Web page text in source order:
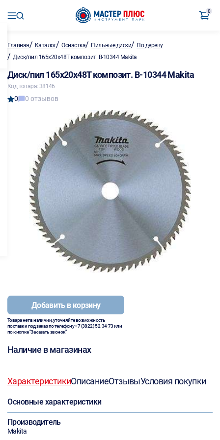
0
Главная/ Каталог/Оснастка/ Пильные диски/ По дереву
/ Диск/пил 165х20х48Т композит. В-10344 Makita
Диск/пил 165х20х48Т композит. В-10344 Makita
Код товара: 38146
0 0 отзывов
Добавить в корзину
Товара нет в наличии, уточняйте возможность
поставки под заказ по телефону+7 (3822) 52-34-73или
по кнопке "Заказать звонок"
Наличие в магазинах
ХарактеристикиОписаниеОтзывыУсловия покупки
Основные характеристики
Производитель
Makita